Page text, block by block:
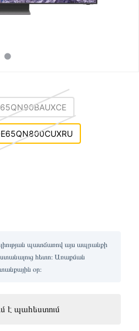
պատճառով այս ապրանքի
հետո։ Առաքման
օր։
է պահեստում